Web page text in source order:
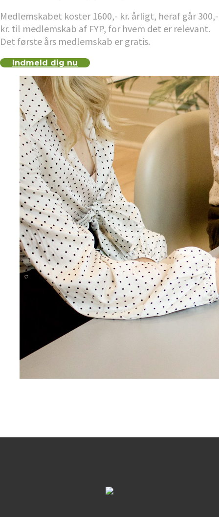
Medlemskabet koster 1600,- kr. årligt, heraf går 300,-
kr. til medlemskab af FYP, for hvem det er relevant.
Det første års medlemskab er gratis.
Indmeld dig nu